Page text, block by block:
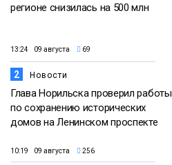
регионе снизилась на 500 млн
13:24 09 августа 69
2 Новости
Глава Норильска проверил работы
по сохранению исторических
домов на Ленинском проспекте
10:19 09 августа 256